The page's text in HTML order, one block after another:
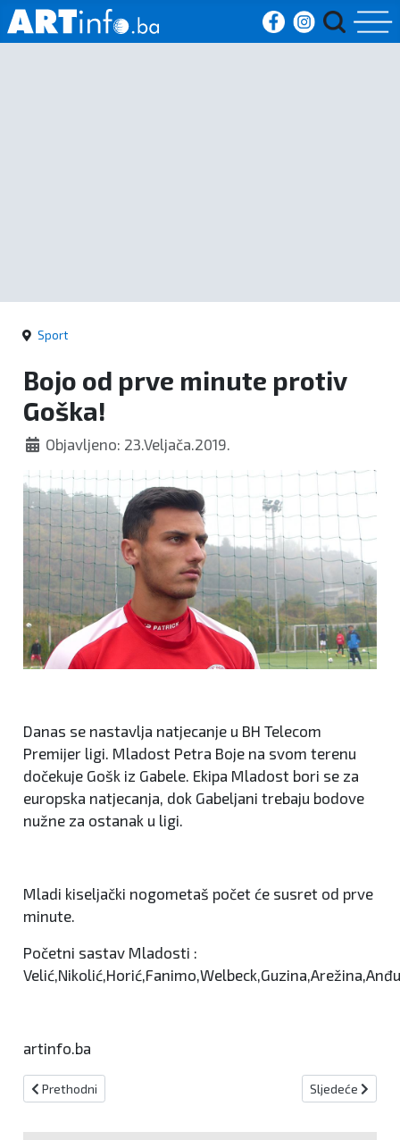
kronika
Politika
Zanimljivosti
Sport
Bojo od prve minute protiv
Goška!
Objavljeno: 23.Veljača.2019.
Danas se nastavlja natjecanje u BH Telecom
Premijer ligi. Mladost Petra Boje na svom terenu
dočekuje Gošk iz Gabele. Ekipa Mladost bori se za
europska natjecanja, dok Gabeljani trebaju bodove
nužne za ostanak u ligi.
Mladi kiseljački nogometaš počet će susret od prve
minute.
Početni sastav Mladosti :
artinfo.ba
Prethodni članak: Izabrani najbolji sportaši ŽSB
Prethodni Sljedeći
Sljedeće